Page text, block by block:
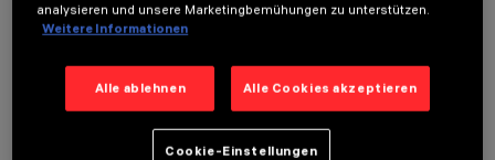
TECHNISCHE DATEN
analysieren und unsere Marketingbemühungen zu unterstützen.
Weitere Informationen
Alle ablehnen Alle Cookies akzeptieren
Cookie-Einstellungen